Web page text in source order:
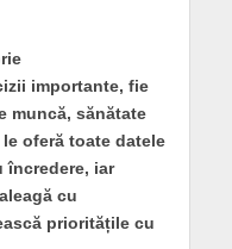
importante, fie
muncă, sănătate
oferă toate datele
încredere, iar
cu
prioritățile cu